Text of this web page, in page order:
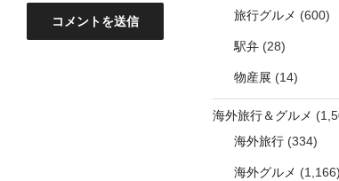
旅行グルメ (600)
駅弁(28)
物産展 (14)
海外旅行＆グルメ
海外旅行(334)
海外グルメ (1,166)